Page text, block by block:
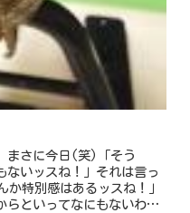
まさに今日(笑)「そう
ないッスね！」それは言っ
特別感はあるッスね！」
らといってなにもないわ